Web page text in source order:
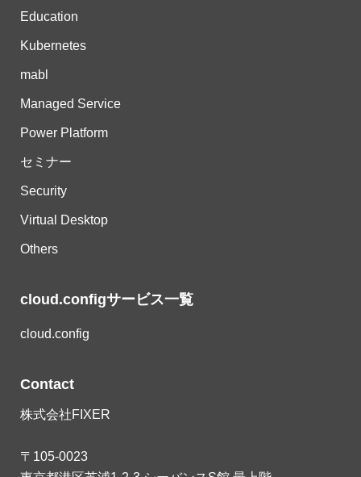
Education
Kubernetes
mabl
Managed Service
Power Platform
セミナー
Security
Virtual Desktop
Others
cloud.configサービス一覧
cloud.config
Contact
株式会社FIXER
〒105-0023